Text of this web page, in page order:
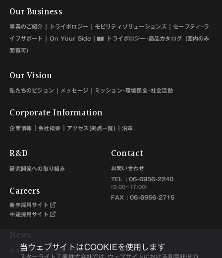
当ウェブサイトはCOOKIEを使用します
スターライト工業株式会社では､ウェブサイトにおける利用状況の
Our Business
事業のご紹介 トライボロジー モビリティソリューションズ セーフティ･ラ
イフサポート On Your Side トライボロジー･商品カタログ (国内のみ
閲覧可)
Our Vision
私たちのビジョン メッセージ ミッション･環境保全･社会活動
Corporate Information
企業情報 会社概要 アクセス(拠点一覧) 沿革
R&D
研究開発への取り組み
Careers
新卒採用サイト
中途採用サイト
News
お知らせ 展示会情報 新開発･新サー
Contact
お問い合わせ
TEL :06-6956-2240
(9:00~17:00)
FAX : 06-6956-2715